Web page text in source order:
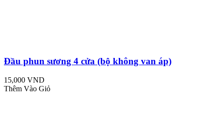
Đầu phun sương 4 cửa (bộ không van áp)
15,000 VND
Thêm Vào Giỏ